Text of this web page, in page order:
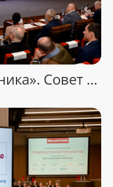
Форум «День полярника». Совет Федерации. Москва.